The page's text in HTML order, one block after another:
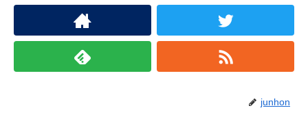
junhon